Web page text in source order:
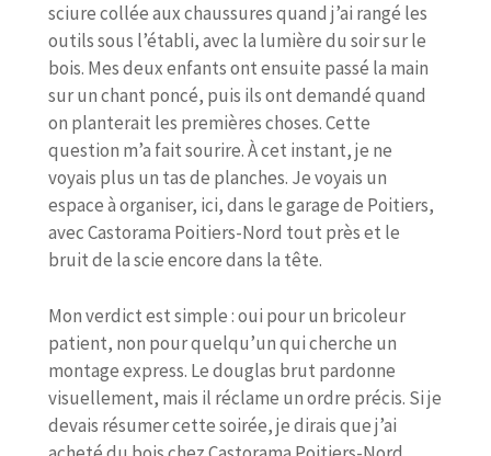
sciure collée aux chaussures quand j’ai rangé les
outils sous l’établi, avec la lumière du soir sur le
bois. Mes deux enfants ont ensuite passé la main
sur un chant poncé, puis ils ont demandé quand
on planterait les premières choses. Cette
question m’a fait sourire. À cet instant, je ne
voyais plus un tas de planches. Je voyais un
espace à organiser, ici, dans le garage de Poitiers,
avec Castorama Poitiers-Nord tout près et le
bruit de la scie encore dans la tête.
Mon verdict est simple : oui pour un bricoleur
patient, non pour quelqu’un qui cherche un
montage express. Le douglas brut pardonne
visuellement, mais il réclame un ordre précis. Si je
devais résumer cette soirée, je dirais que j’ai